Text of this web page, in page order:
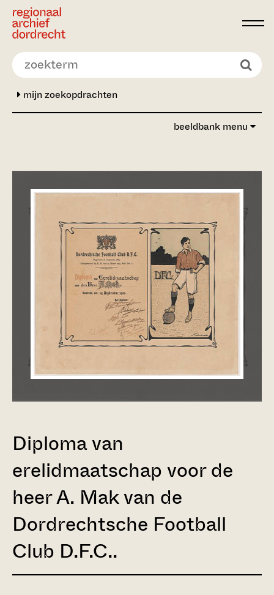
Ga direct naar de inhoud
mijn zoekopdrachten
beeldbank menu
Diploma van
erelidmaatschap voor de
heer A. Mak van de
Dordrechtsche Football
Club D.F.C..